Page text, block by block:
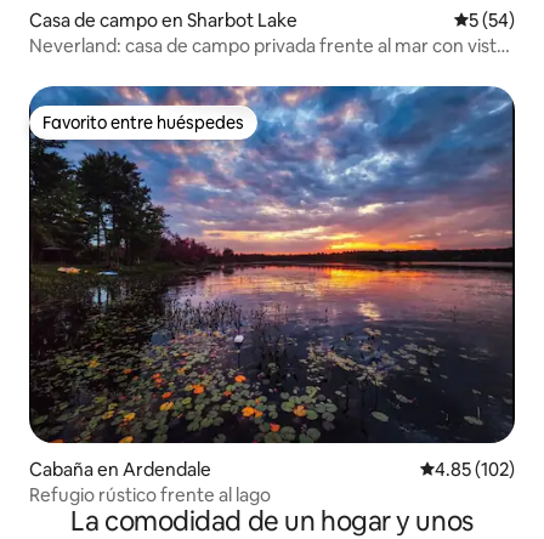
Casa de campo en Sharbot Lake
5 (54)
Neverland: casa de campo privada frente al mar con vistas
Favorito entre huéspedes
Favorito entre huéspedes
Cabaña en Ardendale Calificación
4.85 (102)
Refugio rústico frente al lago
La comodidad de un hogar y unos